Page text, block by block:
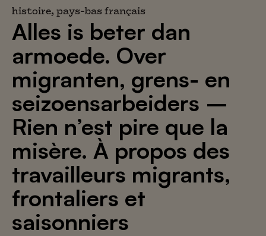
histoire, pays-bas français
Alles is beter dan
armoede. Over
migranten, grens- en
seizoensarbeiders –
Rien n’est pire que la
misère. À propos des
travailleurs migrants,
frontaliers et
saisonniers